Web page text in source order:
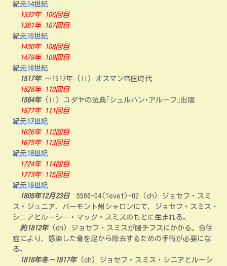
紀元14世紀
1332年 106回目
1381年 107回目
紀元15世紀
1430年 108回目
1479年 109回目
紀元16世紀
1517年 ～1917年 (il) オスマン帝国時代
1528年 110回目
1564年 (il) ユダヤの法典｢シュルハン･アルーフ｣出版
1577年 111回目
紀元17世紀
1626年 112回目
1675年 113回目
紀元18世紀
1724年 114回目
1773年 115回目
紀元19世紀
1805年12月23日
5566-04(Tevet)-02 (ch) ジョセフ・スミ
ス・ジュニア，バーモント州シャロンにて，ジョセフ・スミス・
シニアとルーシー・マック・スミスのもとに生まれる。
約1812年 (ch) ジョセフ・スミスが腸チフスにかかる。合併
症により，感染した骨を足から除去するための手術が必要にな
る。
1816年冬－1817年 (ch) ジョセフ・スミス・シニアとルーシ